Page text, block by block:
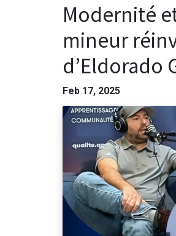
Modernité
mineur
d’Eldorado
Feb 17, 2025